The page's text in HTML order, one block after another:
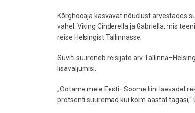
Kõrghooaja kasvavat nõudlust arvestades
vahel. Viking Cinderella ja Gabriella, mis
reise Helsingist Tallinnasse.
Suviti suureneb reisijate arv
lisaväljumisi.
„Ootame meie Eesti–Soome liini laevadel
protsenti suuremad kui kolm aastat